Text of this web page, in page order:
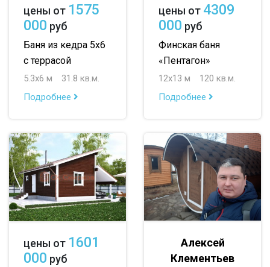
150х200 маленькие
до 150 м
с верандой с террасой с эркером
с котельной с панорамными окнами
со вторым светом с санузлом с ванной
с туалетом с гостевой комнатой
с беседкой с двумя входами
цены от 1575
000 руб
Баня из кедра 5х6
с террасой
5.3х6 м
31.8 кв.м.
Подробнее
цены от 4309
000 руб
Финская баня
«Пентагон»
12х13 м
120 кв.м.
Подробнее
цены от 1601
000 руб
Алексей
Клементьев